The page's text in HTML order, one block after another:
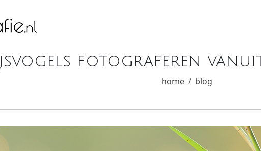
Ijsvogels fotograferen
home blog